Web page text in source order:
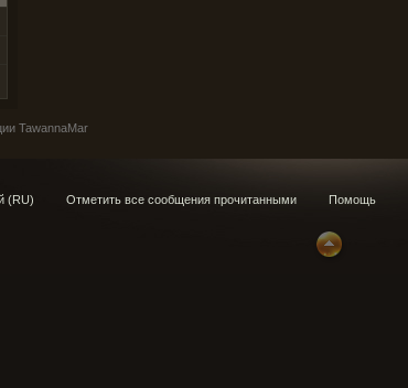
TawannaMar
(RU) Отметить все сообщения прочитанными Помощь